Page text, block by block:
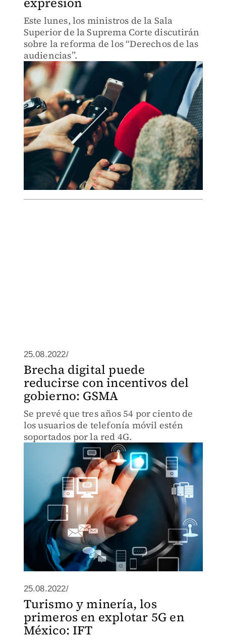
Este lunes, los ministros de la Sala
Superior de la Suprema Corte discutirán
sobre la reforma de los “Derechos de las
audiencias”.
25.08.2022/
Brecha digital puede
reducirse con incentivos del
gobierno: GSMA
Se prevé que tres años 54 por ciento de
los usuarios de telefonía móvil estén
soportados por la red 4G.
25.08.2022/
Turismo y minería, los
primeros en explotar 5G en
México: IFT